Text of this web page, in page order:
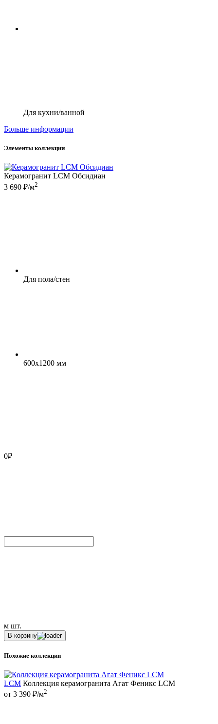
Для кухни/ванной
Больше информации
Элементы коллекции
Керамогранит LCM Обсидиан
3 690 ₽/м2
Для пола/стен
600x1200 мм
0₽
м шт.
В корзину
Похожие коллекции
LCM Коллекция керамогранита Агат Феникс LCM
от 3 390 ₽/м2